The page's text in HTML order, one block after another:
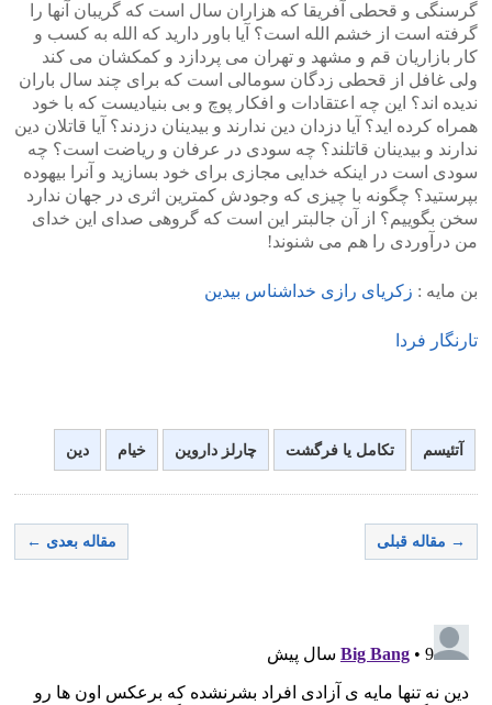
گرسنگی و قحطی آفریقا که هزاران سال است که گریبان آنها را
گرفته است از خشم الله است؟ آیا باور دارید که الله به کسب و
کار بازاریان قم و مشهد و تهران می پردازد و کمکشان می کند
ولی غافل از قحطی زدگان سومالی است که برای چند سال باران
ندیده اند؟ این چه اعتقادات و افکار پوچ و بی بنیادیست که با خود
همراه کرده اید؟ آیا دزدان دین ندارند و بیدینان دزدند؟ آیا قاتلان دین
ندارند و بیدینان قاتلند؟ چه سودی در عرفان و ریاضت است؟ چه
سودی است در اینکه خدایی مجازی برای خود بسازید و آنرا بیهوده
بپرستید؟ چگونه با چیزی که وجودش کمترین اثری در جهان ندارد
سخن بگوییم؟ از آن جالبتر این است که گروهی صدای این خدای
من درآوردی را هم می شنوند!
بن مایه : زکریای رازی خداشناس بیدین
تارنگار فردا
آتئیسم تکامل یا فرگشت چارلز داروین خیام دین
→ مقاله قبلی مقاله بعدی ←